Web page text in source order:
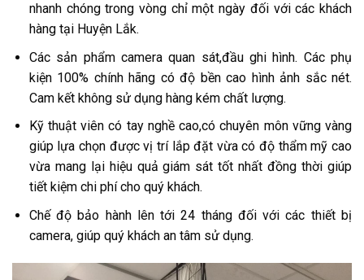
nhanh chóng trong vòng chỉ một ngày đối với các khách
hàng tại Huyện Lắk.
Các sản phẩm camera quan sát,đầu ghi hình. Các phụ
kiện 100% chính hãng có độ bền cao hình ảnh sắc nét.
Cam kết không sử dụng hàng kém chất lượng.
Kỹ thuật viên có tay nghề cao,có chuyên môn vững vàng
giúp lựa chọn được vị trí lắp đặt vừa có độ thẩm mỹ cao
vừa mang lại hiệu quả giám sát tốt nhất đồng thời giúp
tiết kiệm chi phí cho quý khách.
Chế độ bảo hành lên tới 24 tháng đối với các thiết bị
camera, giúp quý khách an tâm sử dụng.